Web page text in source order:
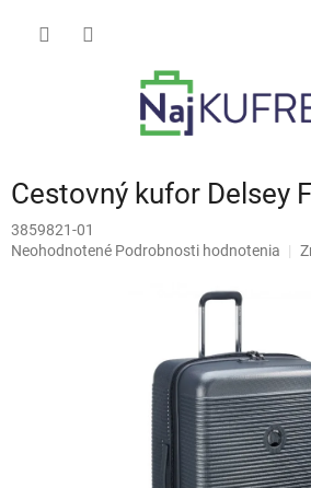
Cestovný kufor Delsey
3859821-01
Priemerné
Neohodnotené Podrobnosti hodnotenia